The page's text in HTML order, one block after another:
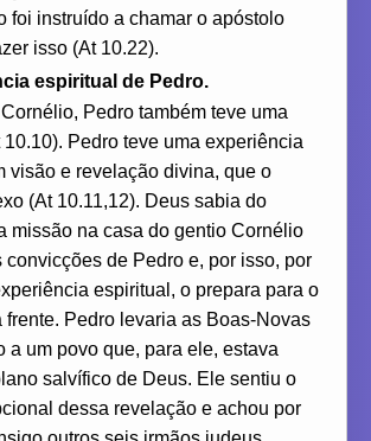
foi instruído a chamar o apóstolo
isso (At 10.22).
espiritual de Pedro.
Pedro também teve uma
Pedro teve uma experiência
visão e revelação divina, que o
(At 10.11,12). Deus sabia do
missão na casa do gentio Cornélio
convicções de Pedro e, por isso, por
espiritual, o prepara para o
frente. Pedro levaria as Boas-Novas
a um povo que, para ele, estava
salvífico de Deus. Ele sentiu o
dessa revelação e achou por